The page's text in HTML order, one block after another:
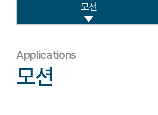
모션
Applications
모션